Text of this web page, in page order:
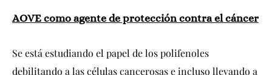
AOVE como agente de protección contra el cáncer
Se está estudiando el papel de los polifenoles
debilitando a las células cancerosas e incluso llevando a